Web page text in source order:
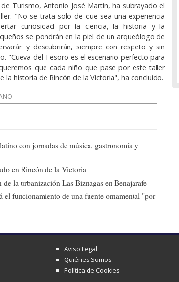
Turismo, Antonio José Martín, ha subrayado el
"No se trata solo de que sea una experiencia
curiosidad por la ciencia, la historia y la
se pondrán en la piel de un arqueólogo de
y descubrirán, siempre con respeto y sin
"Cueva del Tesoro es el escenario perfecto para
que cada niño que pase por este taller
la historia de Rincón de la Victoria", ha concluido.
con jornadas de música, gastronomía y
en Rincón de la Victoria
la urbanización Las Biznagas en Benajarafe
funcionamiento de una fuente ornamental "por
Aviso Legal
Quiénes Somos
Política de Cookies